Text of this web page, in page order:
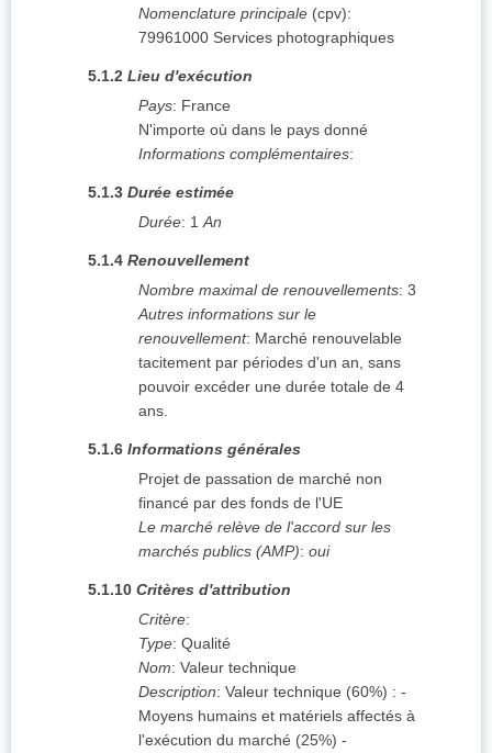
Nomenclature principale (cpv):
79961000 Services photographiques
5.1.2 Lieu d'exécution
Pays: France
N'importe où dans le pays donné
Informations complémentaires:
5.1.3 Durée estimée
Durée: 1 An
5.1.4 Renouvellement
Nombre maximal de renouvellements: 3
Autres informations sur le
renouvellement: Marché renouvelable
tacitement par périodes d'un an, sans
pouvoir excéder une durée totale de 4
ans.
5.1.6 Informations générales
Projet de passation de marché non
financé par des fonds de l'UE
Le marché relève de l'accord sur les
marchés publics (AMP): oui
5.1.10 Critères d'attribution
Critère:
Type: Qualité
Nom: Valeur technique
Description: Valeur technique (60%) : -
Moyens humains et matériels affectés à
l'exécution du marché (25%) -